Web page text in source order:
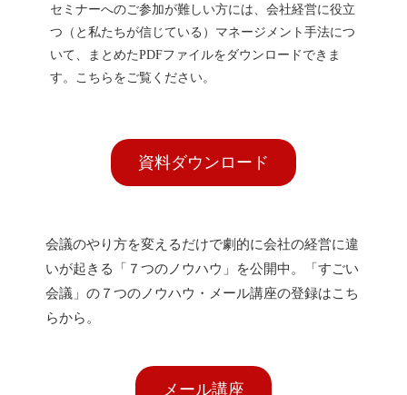
セミナーへのご参加が難しい方には、会社経営に役立
つ（と私たちが信じている）マネージメント手法につ
いて、まとめたPDFファイルをダウンロードできま
す。こちらをご覧ください。
資料ダウンロード
会議のやり方を変えるだけで劇的に会社の経営に違
いが起きる「７つのノウハウ」を公開中。「すごい
会議」の７つのノウハウ・メール講座の登録はこち
らから。
メール講座